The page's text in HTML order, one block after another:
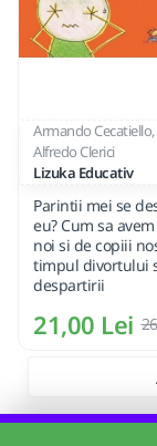
Armando Cecatiello,
Alfredo Clerici
Lizuka Educativ
Parintii mei se
eu? Cum sa
noi si de copiii
timpul divortului
despartirii
21,00 Lei